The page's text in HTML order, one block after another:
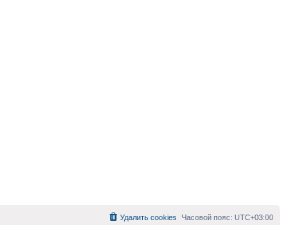
Часовой пояс: UTC+03:00
Удалить cookies